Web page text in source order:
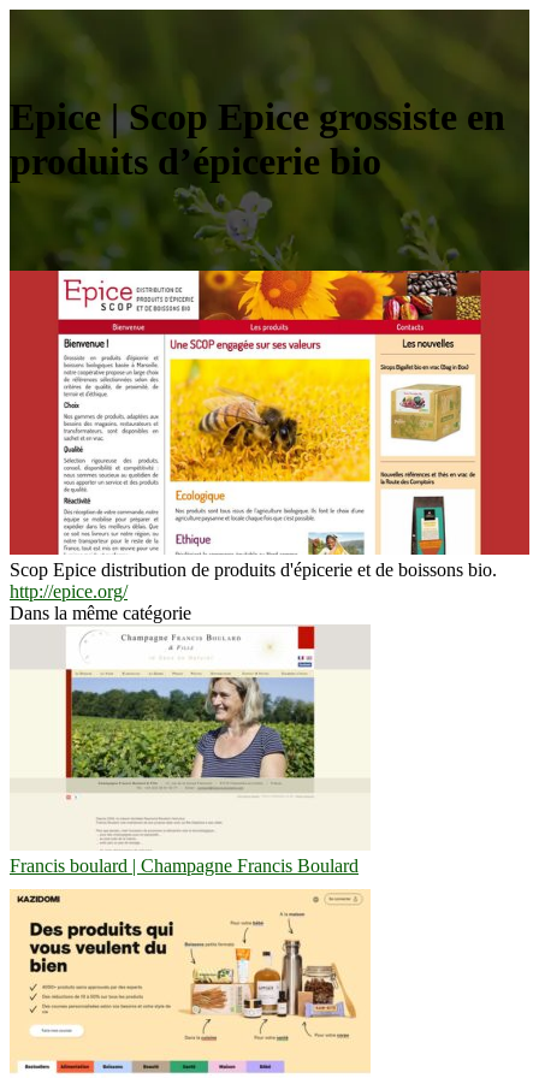
Epice | Scop Epice grossiste en
produits d’épicerie bio
Scop Epice distribution de produits d'épicerie et de boissons bio.
http://epice.org/
Dans la même catégorie
Francis boulard | Champagne Francis Boulard